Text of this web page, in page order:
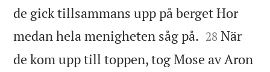
de gick tillsammans upp på berget Hor
medan hela menigheten såg på. 

28 När
de kom upp till toppen, tog Mose av Aron